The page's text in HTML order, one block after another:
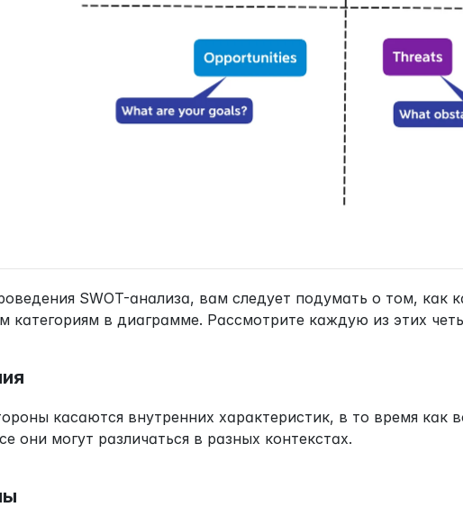
SWOT-анализа, вам следует подумать о том, как
категориям в диаграмме. Рассмотрите каждую из этих
касаются внутренних характеристик, в то время как
они могут различаться в разных контекстах.